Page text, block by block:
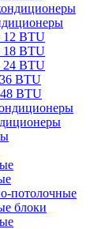
12 BTU
18 BTU
24 BTU
BTU
BTU
потолочные
блоки